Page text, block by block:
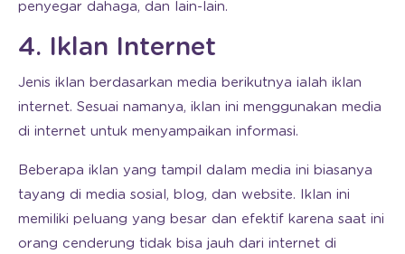
penyegar dahaga, dan lain-lain.
4. Iklan Internet
Jenis iklan berdasarkan media berikutnya ialah iklan
internet. Sesuai namanya, iklan ini menggunakan media
di internet untuk menyampaikan informasi.
Beberapa iklan yang tampil dalam media ini biasanya
tayang di media sosial, blog, dan website. Iklan ini
memiliki peluang yang besar dan efektif karena saat ini
orang cenderung tidak bisa jauh dari internet di